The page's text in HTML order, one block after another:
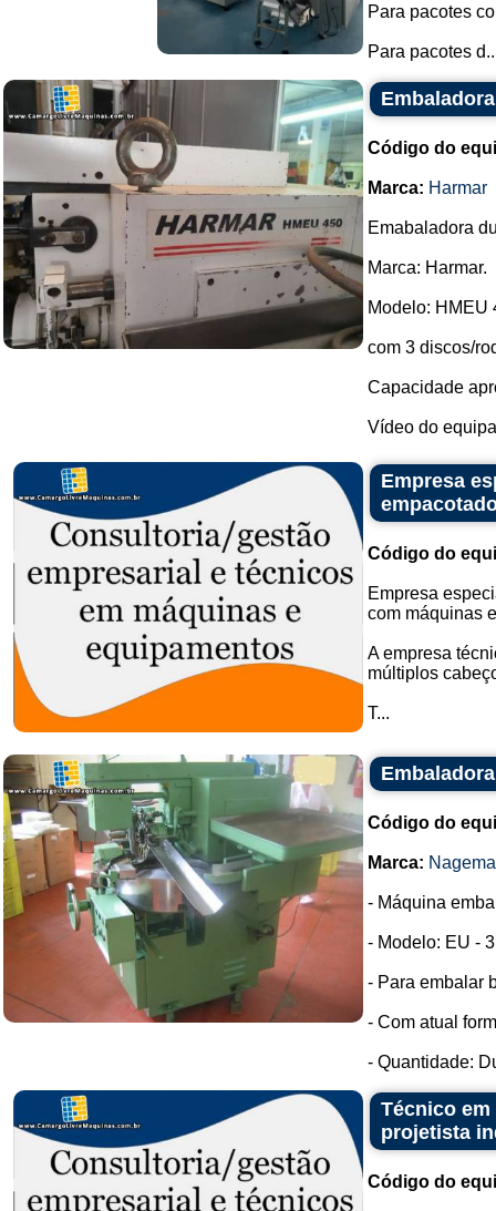
Para pacotes
Para pacotes
Código do
Marca: Harmar
Emabaladora
Marca: Harmar.
Modelo: HMEU
com 3 discos/
Capacidade
Vídeo do
Empresa
Código do
Empresa
com máquinas
A empresa
múltiplos
T...
Código do
Marca: Nagema
- Máquina
- Modelo: EU -
- Para embalar
- Com atual
- Quantidade:
Técnico
projetista
Código do